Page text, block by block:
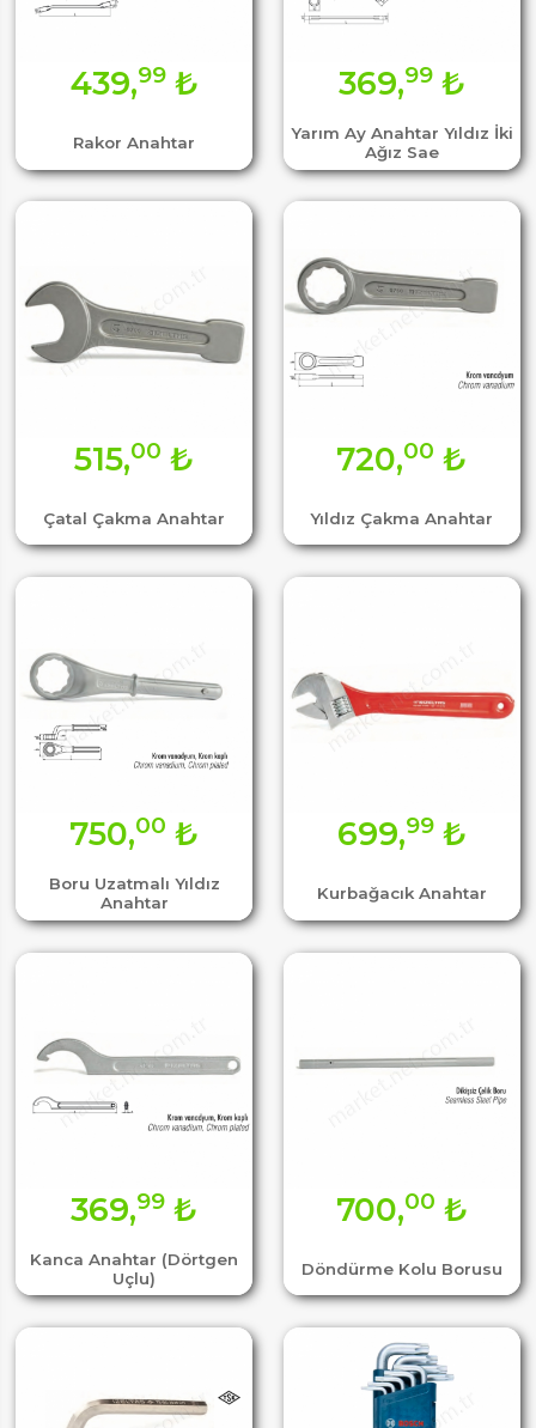
Rakor Anahtar
439,99₺
Yarım Ay Anahtar Yıldız İki
Ağız Sae
369,99₺
Çatal Çakma Anahtar
515,00 ₺
Yıldız Çakma Anahtar
720,00 ₺
Boru Uzatmalı Yıldız
Anahtar
750,00 ₺
Kurbağacık Anahtar
699,99₺
Kanca Anahtar (Dörtgen
Uçlu)
369,99 ₺
Döndürme Kolu Borusu
700,00 ₺